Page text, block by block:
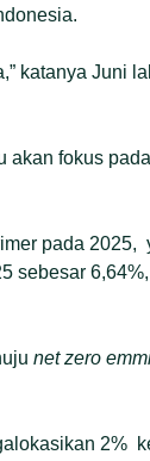
katanya Juni
fokus
pada 2025,
sebesar
net zero
2%